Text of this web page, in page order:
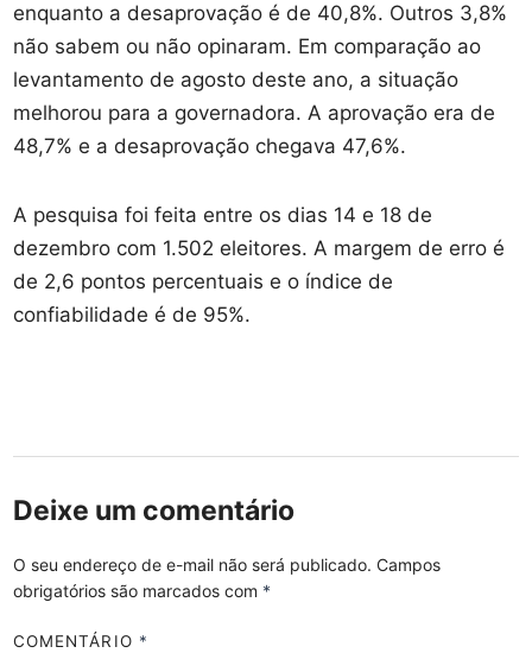
enquanto a desaprovação é de 40,8%. Outros 3,8%
não sabem ou não opinaram. Em comparação ao
levantamento de agosto deste ano, a situação
melhorou para a governadora. A aprovação era de
48,7% e a desaprovação chegava 47,6%.
A pesquisa foi feita entre os dias 14 e 18 de
dezembro com 1.502 eleitores. A margem de erro é
de 2,6 pontos percentuais e o índice de
confiabilidade é de 95%.
Deixe um comentário
O seu endereço de e-mail não será publicado. Campos
obrigatórios são marcados com *
COMENTÁRIO *